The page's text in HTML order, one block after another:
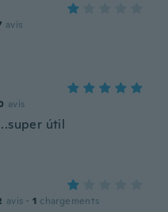
avis
avis
útil
avis · 1 chargements